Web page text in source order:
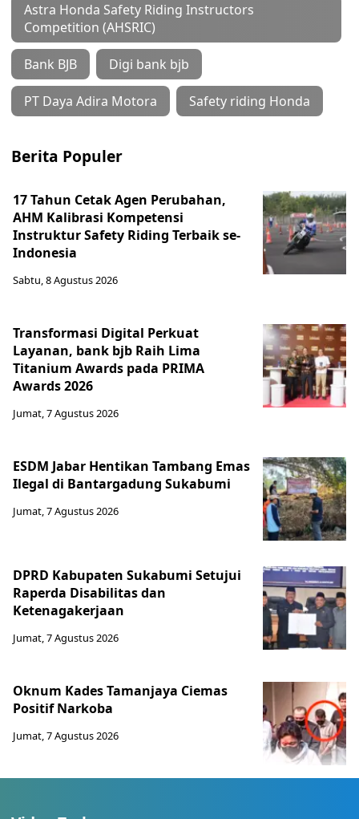
Astra Honda Safety Riding Instructors
Competition (AHSRIC)
Bank BJB Digi bank bjb
PT Daya Adira Motora Safety riding Honda
Berita Populer
17 Tahun Cetak Agen Perubahan,
AHM Kalibrasi Kompetensi
Instruktur Safety Riding Terbaik se-
Indonesia
Sabtu, 8 Agustus 2026
Transformasi Digital Perkuat
Layanan, bank bjb Raih Lima
Titanium Awards pada PRIMA
Awards 2026
Jumat, 7 Agustus 2026
ESDM Jabar Hentikan Tambang Emas
Ilegal di Bantargadung Sukabumi
Jumat, 7 Agustus 2026
DPRD Kabupaten Sukabumi Setujui
Raperda Disabilitas dan
Ketenagakerjaan
Jumat, 7 Agustus 2026
Oknum Kades Tamanjaya Ciemas
Positif Narkoba
Jumat, 7 Agustus 2026